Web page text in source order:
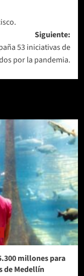
Siguiente:
53 iniciativas de
por la pandemia.
millones para
de Medellín